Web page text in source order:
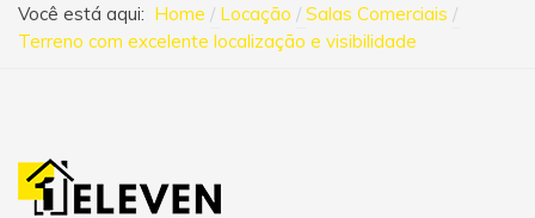
Você está aqui: Home Locação
Salas Comerciais
Terreno com excelente localização e visibilidade